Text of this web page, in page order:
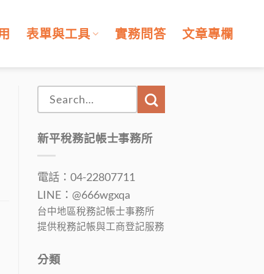
表單與工具 實務問答 文章專欄
新平稅務記帳士事務所
電話：04-22807711
LINE：@666wgxqa
台中地區稅務記帳士事務所
提供稅務記帳與工商登記服務
分類